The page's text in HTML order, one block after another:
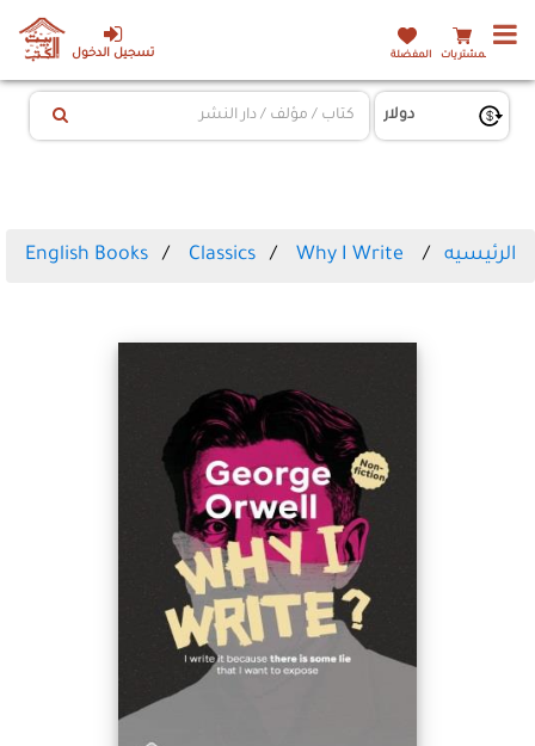
تسجيل الدخول المشتريات المفضلة
الرئيسيه English Books Classics Why I Write